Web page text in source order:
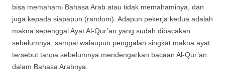
bisa memahami Bahasa Arab atau tidak memahaminya, dan
juga kepada siapapun (random). Adapun pekerja kedua adalah
makna sepenggal Ayat Al-Qur’an yang sudah dibacakan
sebelumnya, sampai walaupun penggalan singkat makna ayat
tersebut tanpa sebelumnya mendengarkan bacaan Al-Qur’an
dalam Bahasa Arabnya.